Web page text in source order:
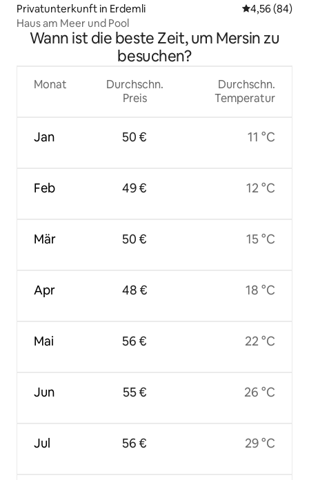
Privatunterkunft in Erdemli
4,56 (84)
Haus am Meer und Pool
Wann ist die beste Zeit, um Mersin zu
besuchen?
Monat
Jan
Feb
Mär
Apr
Mai
Jun
Jul
Durchschn.
Preis
50 €
49 €
50 €
48 €
56 €
55 €
56 €
Durchschn.
Temperatur
11 °C
12 °C
15 °C
18 °C
22 °C
26 °C
29 °C